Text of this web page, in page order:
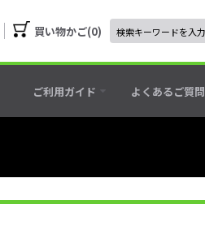
買い物かご 0
ご利用ガイド よくあるご質問